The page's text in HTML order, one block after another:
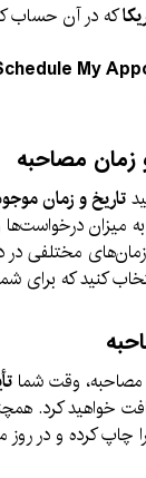
که در آن حساب
My
زمان مصاحبه
تاریخ و زمان
میزان
مختلفی
کنید که برای
مصاحبه، وقت شما
خواهید کرد.
کرده و در روز